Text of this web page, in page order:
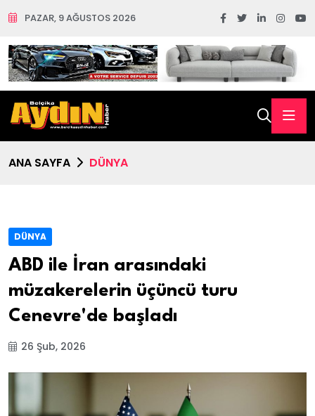
PAZAR, 9 AĞUSTOS 2026
ANA SAYFA DÜNYA
DÜNYA
ABD ile İran arasındaki
müzakerelerin üçüncü turu
Cenevre'de başladı
26 Şub, 2026